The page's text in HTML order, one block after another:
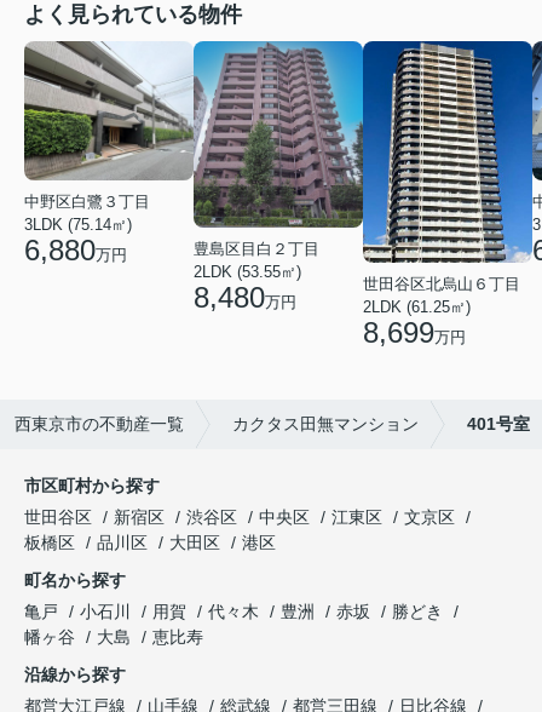
よく見られている物件
中野区白鷺３丁目
3LDK (75.14㎡)
6,880万円
豊島区目白２丁目
2LDK (53.55㎡)
8,480万円
世田谷区北烏山６丁目
2LDK (61.25㎡)
8,699万円
西東京市の不動産一覧 カクタス田無マンション 401号室
市区町村から探す
世田谷区
新宿区 渋谷区 中央区 江東区
文京区
板橋区
品川区 大田区
港区
町名から探す
亀戸
小石川 用賀 代々木 豊洲 赤坂
勝どき
幡ヶ谷
大島
恵比寿
沿線から探す
都営大江戸線
山手線 総武線 都営三田線
日比谷線